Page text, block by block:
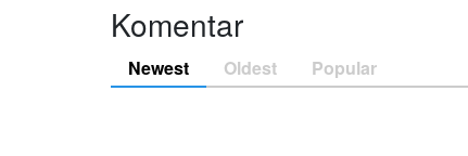
Komentar
Newest Oldest Popular